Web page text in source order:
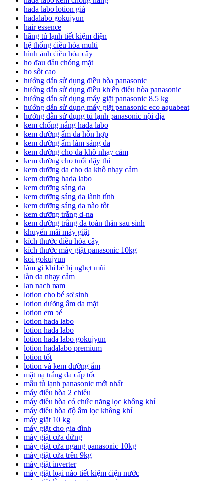
hada labo lotion giá
hadalabo gokujyun
hair essence
hãng tủ lạnh tiết kiệm điện
hệ thống điều hòa multi
hình ảnh điều hòa cây
ho đau đầu chóng mặt
ho sốt cao
hướng dẫn sử dụng điều hòa panasonic
hướng dẫn sử dụng điều khiển điều hòa panasonic
hướng dẫn sử dụng máy giặt panasonic 8.5 kg
hướng dẫn sử dụng máy giặt panasonic eco aquabeat
hướng dẫn sử dụng tủ lạnh panasonic nội địa
kem chống nắng hada labo
kem dưỡng ẩm da hỗn hợp
kem dưỡng ẩm làm sáng da
kem dưỡng cho da khô nhạy cảm
kem dưỡng cho tuổi dậy thì
kem dưỡng da cho da khô nhạy cảm
kem dưỡng hada labo
kem dưỡng sáng da
kem dưỡng sáng da lành tính
kem dưỡng sáng da nào tốt
kem dưỡng trắng d-na
kem dưỡng trắng da toàn thân sau sinh
khuyến mãi máy giặt
kích thước điều hòa cây
kích thước máy giặt panasonic 10kg
koi gokujyun
làm gì khi bé bị nghẹt mũi
làn da nhạy cảm
lan nach nam
lotion cho bé sơ sinh
lotion dưỡng ẩm da mặt
lotion em bé
lotion hada labo
lotion hada labo
lotion hada labo gokujyun
lotion hadalabo premium
lotion tốt
lotion và kem dưỡng ẩm
mặt nạ trắng da cấp tốc
mẫu tủ lạnh panasonic mới nhất
máy điều hòa 2 chiều
máy điều hòa có chức năng lọc không khí
máy điều hòa độ ẩm lọc không khí
máy giặt 10 kg
máy giặt cho gia đình
máy giặt cửa đứng
máy giặt cửa ngang panasonic 10kg
máy giặt cửa trên 9kg
máy giặt inverter
máy giặt loại nào tiết kiệm điện nước